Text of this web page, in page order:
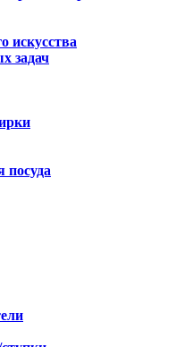
искусства
задач
посуда